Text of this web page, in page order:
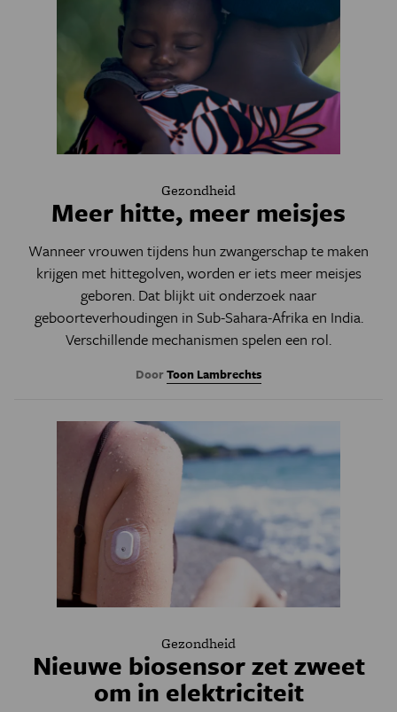
Gezondheid
Meer hitte, meer meisjes
Wanneer vrouwen tijdens hun zwangerschap te maken
krijgen met hittegolven, worden er iets meer meisjes
geboren. Dat blijkt uit onderzoek naar
geboorteverhoudingen in Sub-Sahara-Afrika en India.
Verschillende mechanismen spelen een rol.
DoorToon Lambrechts
Gezondheid
Nieuwe biosensor zet zweet
om in elektriciteit